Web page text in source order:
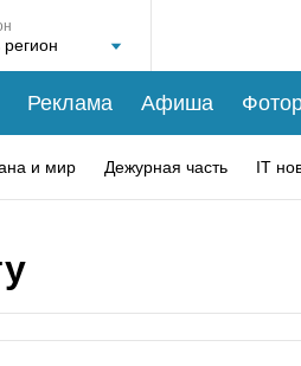
Реклама Афиша
и мир Дежурная часть IT